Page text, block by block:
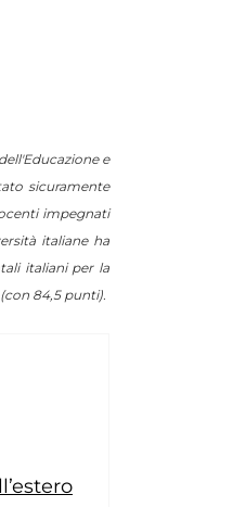
e
sicuramente
impegnati
italiane ha
italiani per la
84,5 punti).